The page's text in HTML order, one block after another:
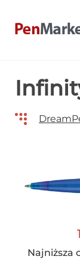
Najniższa